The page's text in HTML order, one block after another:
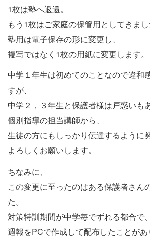
1枚は塾へ返還。
もう1枚はご家庭の保管用としてきまし
塾用は電子保存の形に変更し、
複写ではなく1枚の用紙に変更します。
中学１年生は初めてのことなので違和
すが、
中学２，３年生と保護者様は戸惑いも
個別指導の担当講師から、
生徒の方にもしっかり伝達するように
よろしくお願いします。
ちなみに、
この変更に至ったのはある保護者さん
た。
対策特訓期間が中学毎でずれる都合で、
週報をPCで作成して配布したことがあ